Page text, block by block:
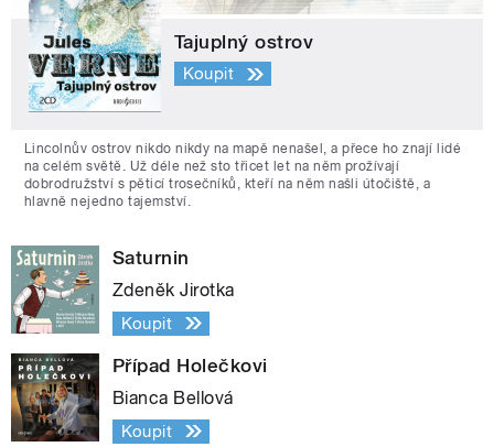
Tajuplný ostrov
Koupit
Lincolnův ostrov nikdo nikdy na mapě nenašel, a přece ho znají lidé
na celém světě. Už déle než sto třicet let na něm prožívají
dobrodružství s pěticí trosečníků, kteří na něm našli útočiště, a
hlavně nejedno tajemství.
Saturnin
Zdeněk Jirotka
Koupit
Případ Holečkovi
Bianca Bellová
Koupit